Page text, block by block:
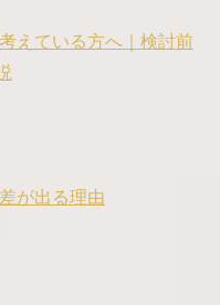
えている方へ｜検討前
が出る理由